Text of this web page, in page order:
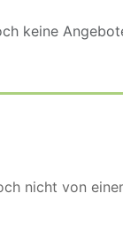
keine
nicht von